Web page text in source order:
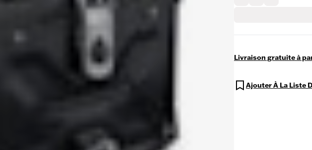
Livraison gratuite à
Ajouter À La Liste